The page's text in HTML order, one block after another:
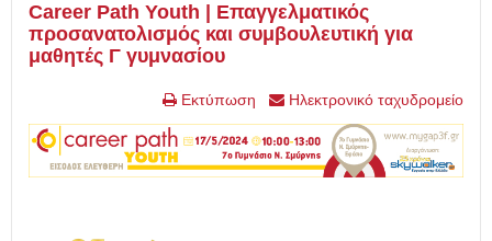
Career Path Youth | Επαγγελματικός
προσανατολισμός και συμβουλευτική για
μαθητές Γ γυμνασίου
Εκτύπωση Ηλεκτρονικό ταχυδρομείο